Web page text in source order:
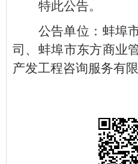
特此公告。
公告单位：蚌埠
司、蚌埠市东方商业
产发工程咨询服务有限